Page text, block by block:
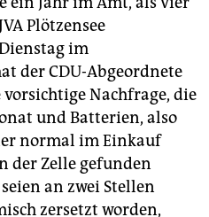
Plötzensee
im
der CDU-Abgeordnete
Nachfrage, die
und Batterien, also
normal im Einkauf
der Zelle gefunden
an zwei Stellen
zersetzt worden,